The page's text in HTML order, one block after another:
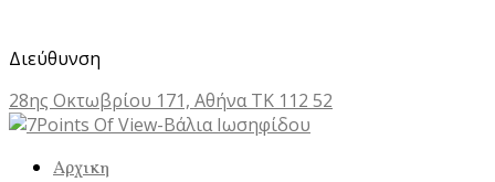
Διεύθυνση
28ης Οκτωβρίου 171, Αθήνα ΤΚ 112 52
Αρχικη